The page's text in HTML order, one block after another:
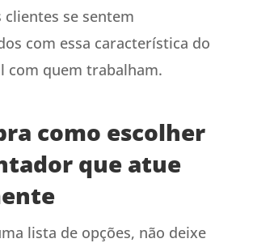
clientes se sentem
com essa característica do
com quem trabalham.
como escolher
que atue
lista de opções, não deixe